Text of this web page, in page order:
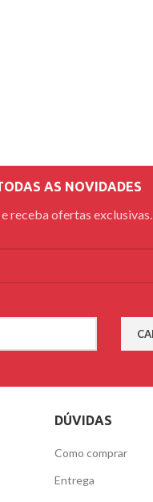
AS NOVIDADES
receba ofertas exclusivas.
DÚVIDAS
Como comprar
Entrega